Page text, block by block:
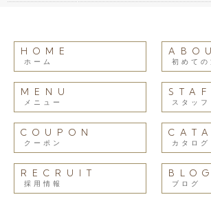
HOME
ホーム 初めての
MENU
メニュー スタッフ
COUPON
クーポン カタログ
RECRUIT
採用情報
BLOG
ブログ